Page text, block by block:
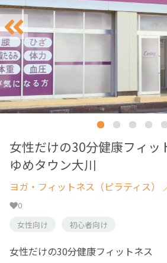
女性だけの30分健康フィッ
ゆめタウン大川
ヨガ・フィットネス（ピラティス）
0
女性向け
初心者向け
女性だけの30分健康フィットネス